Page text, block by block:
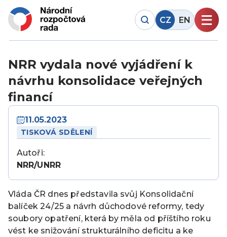
CZ EN
NRR vydala nové vyjádření k
návrhu konsolidace veřejných
financí
11.05.2023
TISKOVÁ SDĚLENÍ
Autoři:
NRR/UNRR
Vláda ČR dnes představila svůj Konsolidační
balíček 24/25 a návrh důchodové reformy, tedy
soubory opatření, která by měla od příštího roku
vést ke snižování strukturálního deficitu a ke